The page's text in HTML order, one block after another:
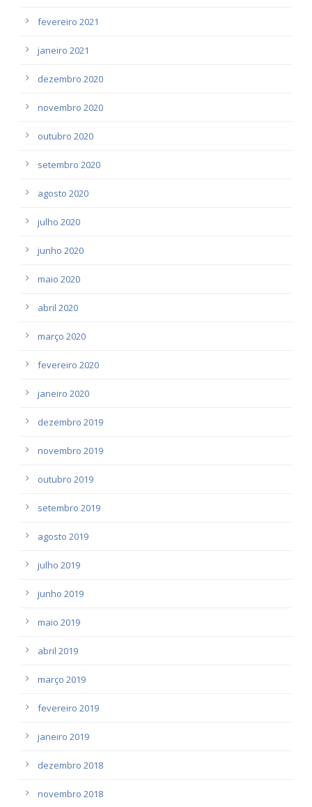
fevereiro 2021
janeiro 2021
dezembro 2020
novembro 2020
outubro 2020
setembro 2020
agosto 2020
julho 2020
junho 2020
maio 2020
abril 2020
março 2020
fevereiro 2020
janeiro 2020
dezembro 2019
novembro 2019
outubro 2019
setembro 2019
agosto 2019
julho 2019
junho 2019
maio 2019
abril 2019
março 2019
fevereiro 2019
janeiro 2019
dezembro 2018
novembro 2018